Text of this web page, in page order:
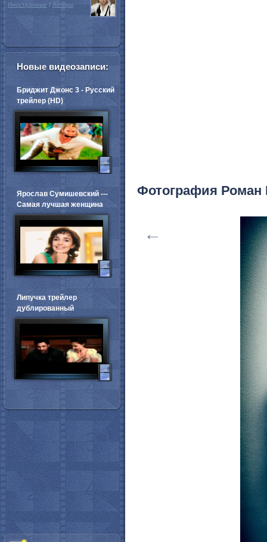
Фотография Роман
←
Иностранные / Актёры
Новые видеозаписи:
Бриджит Джонс 3 - Русский
трейлер (HD)
Ярослав Сумишевский ---
Самая лучшая женщина
Липучка трейлер
дублированный